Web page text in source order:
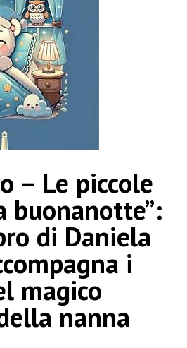
– Le piccole
buonanotte”:
di Daniela
i
magico
nanna